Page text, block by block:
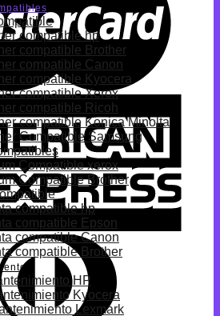
compatible hp
compatible Brother
compatible Canon
compatible Kyocera
compatible Xerox
compatible Ricoh
compatible Konica Minolta
Compatible Samsung
Compatible xerox
Compatible Brother
compatible hp
compatible Epson
compatible Canon
compatible Brother
HP
Kyocera
Lexmark